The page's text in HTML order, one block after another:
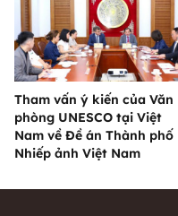
Tham vấn ý kiến của Văn
phòng UNESCO tại Việt
Nam về Đề án Thành phố
Nhiếp ảnh Việt Nam